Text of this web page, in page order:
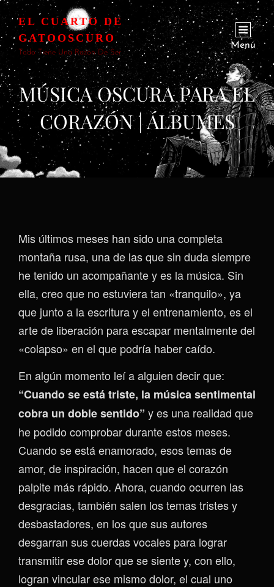
EL CUARTO DE
GATOOSCURO
Todo Tiene Una Razón De Ser
Menú
MÚSICA OSCURA PARA EL
CORAZÓN | ÁLBUMES
Mis últimos meses han sido una completa
montaña rusa, una de las que sin duda siempre
he tenido un acompañante y es la música. Sin
ella, creo que no estuviera tan «tranquilo», ya
que junto a la escritura y el entrenamiento, es el
arte de liberación para escapar mentalmente del
«colapso» en el que podría haber caído.
En algún momento leí a alguien decir que:
“Cuando se está triste, la música sentimental
cobra un doble sentido” y es una realidad que
he podido comprobar durante estos meses.
Cuando se está enamorado, esos temas de
amor, de inspiración, hacen que el corazón
palpite más rápido. Ahora, cuando ocurren las
desgracias, también salen los temas tristes y
desbastadores, en los que sus autores
desgarran sus cuerdas vocales para lograr
transmitir ese dolor que se siente y, con ello,
logran vincular ese mismo dolor, el cual uno